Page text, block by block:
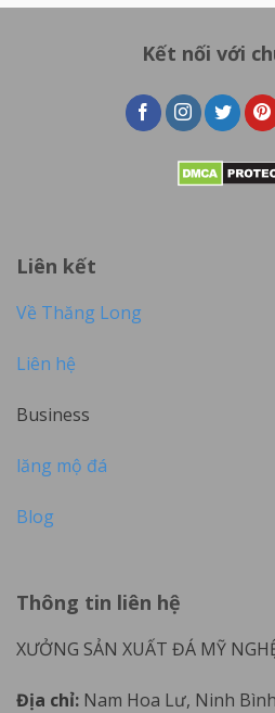
Kết nối với
Liên kết
Về Thăng Long
Liên hệ
Business
lăng mộ đá
Blog
Thông tin liên hệ
XƯỞNG SẢN XUẤT ĐÁ MỸ
Địa chỉ: Nam Hoa Lư, Ninh Bình